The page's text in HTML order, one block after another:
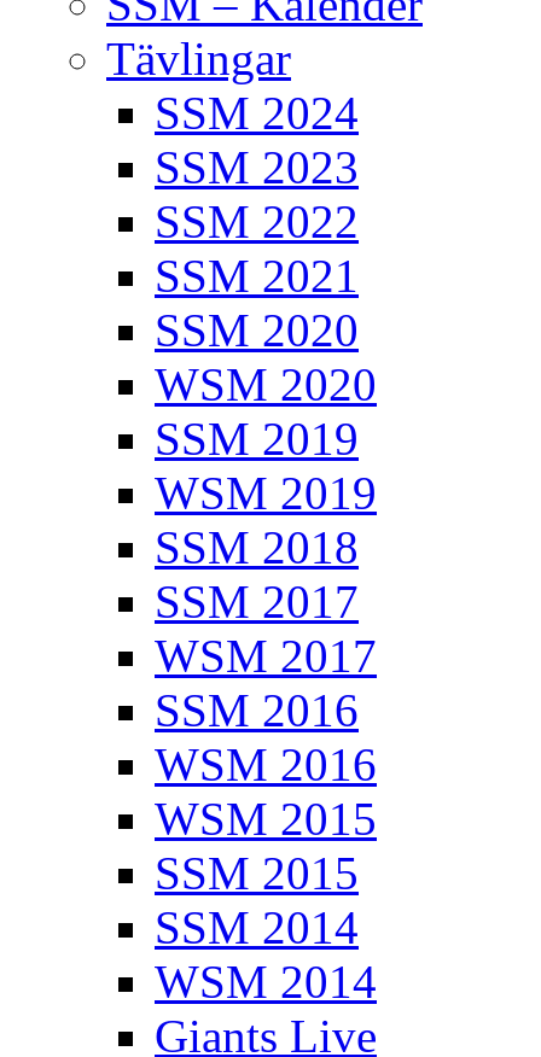
Tävlingar
SSM 2024
SSM 2023
SSM 2022
SSM 2021
SSM 2020
WSM 2020
SSM 2019
WSM 2019
SSM 2018
SSM 2017
WSM 2017
SSM 2016
WSM 2016
WSM 2015
SSM 2015
SSM 2014
WSM 2014
Giants Live